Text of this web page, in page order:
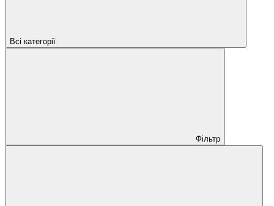
Всі категорії
Фільтр